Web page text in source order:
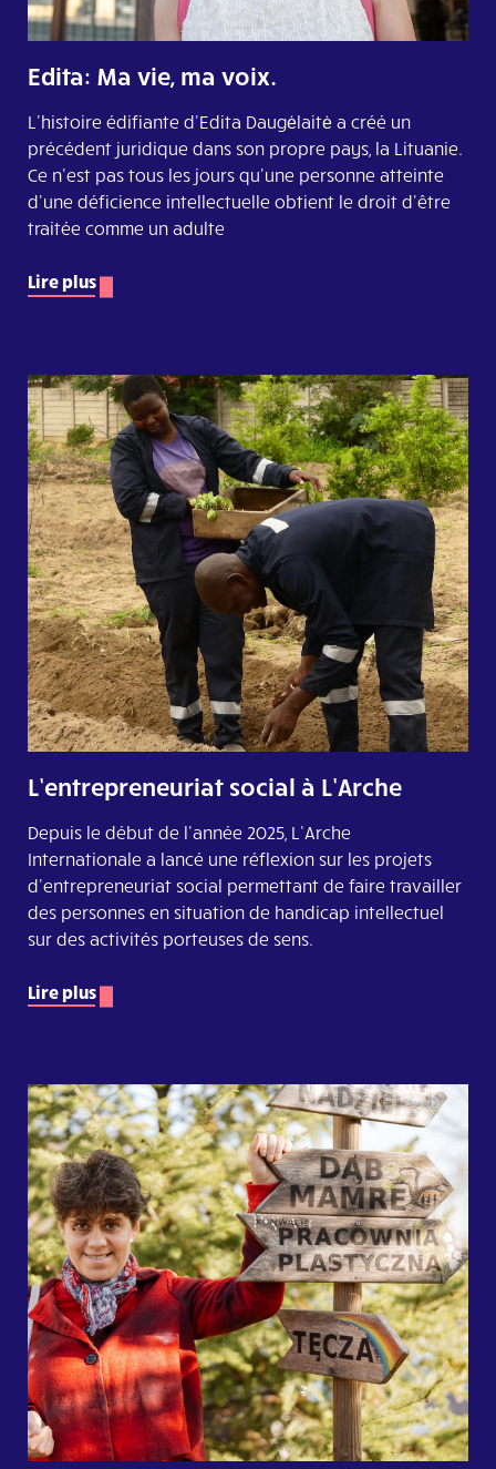
Edita: Ma vie, ma voix.
L'histoire édifiante d'Edita Daugėlaitė a créé un
précédent juridique dans son propre pays, la Lituanie.
Ce n'est pas tous les jours qu'une personne atteinte
d'une déficience intellectuelle obtient le droit d'être
traitée comme un adulte
Lire plus
L’entrepreneuriat social à L’Arche
Depuis le début de l'année 2025, L’Arche
Internationale a lancé une réflexion sur les projets
d'entrepreneuriat social permettant de faire travailler
des personnes en situation de handicap intellectuel
sur des activités porteuses de sens.
Lire plus